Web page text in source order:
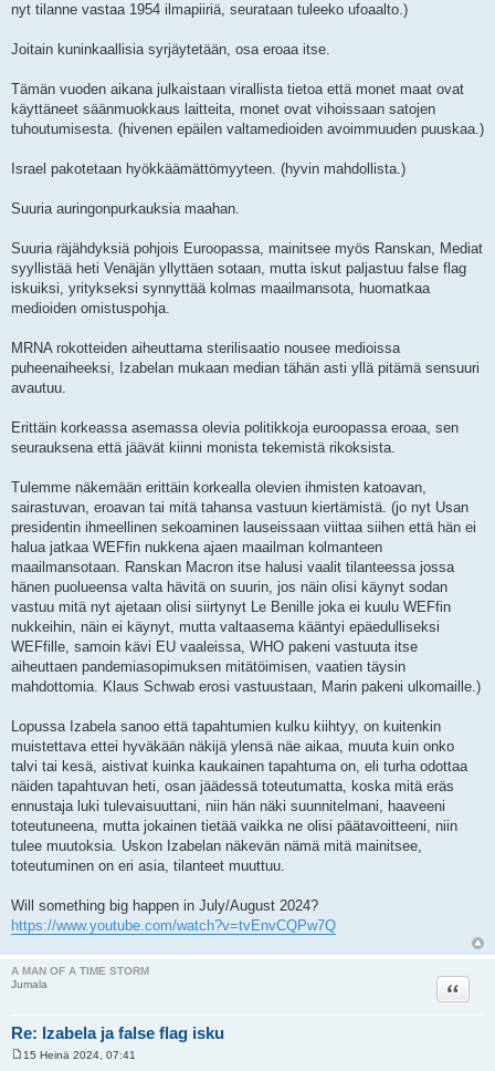
nyt tilanne vastaa 1954 ilmapiiriä, seurataan tuleeko ufoaalto.)
Joitain kuninkaallisia syrjäytetään, osa eroaa itse.
Tämän vuoden aikana julkaistaan virallista tietoa että monet maat ovat
käyttäneet säänmuokkaus laitteita, monet ovat vihoissaan satojen
tuhoutumisesta. (hivenen epäilen valtamedioiden avoimmuuden puuskaa.)
Israel pakotetaan hyökkäämättömyyteen. (hyvin mahdollista.)
Suuria auringonpurkauksia maahan.
Suuria räjähdyksiä pohjois Euroopassa, mainitsee myös Ranskan, Mediat
syyllistää heti Venäjän yllyttäen sotaan, mutta iskut paljastuu false flag
iskuiksi, yritykseksi synnyttää kolmas maailmansota, huomatkaa
medioiden omistuspohja.
MRNA rokotteiden aiheuttama sterilisaatio nousee medioissa
puheenaiheeksi, Izabelan mukaan median tähän asti yllä pitämä sensuuri
avautuu.
Erittäin korkeassa asemassa olevia politikkoja euroopassa eroaa, sen
seurauksena että jäävät kiinni monista tekemistä rikoksista.
Tulemme näkemään erittäin korkealla olevien ihmisten katoavan,
sairastuvan, eroavan tai mitä tahansa vastuun kiertämistä. (jo nyt Usan
presidentin ihmeellinen sekoaminen lauseissaan viittaa siihen että hän ei
halua jatkaa WEFfin nukkena ajaen maailman kolmanteen
maailmansotaan. Ranskan Macron itse halusi vaalit tilanteessa jossa
hänen puolueensa valta hävitä on suurin, jos näin olisi käynyt sodan
vastuu mitä nyt ajetaan olisi siirtynyt Le Benille joka ei kuulu WEFfin
nukkeihin, näin ei käynyt, mutta valtaasema kääntyi epäedulliseksi
WEFfille, samoin kävi EU vaaleissa, WHO pakeni vastuuta itse
aiheuttaen pandemiasopimuksen mitätöimisen, vaatien täysin
mahdottomia. Klaus Schwab erosi vastuustaan, Marin pakeni ulkomaille.)
Lopussa Izabela sanoo että tapahtumien kulku kiihtyy, on kuitenkin
muistettava ettei hyväkään näkijä ylensä näe aikaa, muuta kuin onko
talvi tai kesä, aistivat kuinka kaukainen tapahtuma on, eli turha odottaa
näiden tapahtuvan heti, osan jäädessä toteutumatta, koska mitä eräs
ennustaja luki tulevaisuuttani, niin hän näki suunnitelmani, haaveeni
toteutuneena, mutta jokainen tietää vaikka ne olisi päätavoitteeni, niin
tulee muutoksia. Uskon Izabelan näkevän nämä mitä mainitsee,
toteutuminen on eri asia, tilanteet muuttuu.
Will something big happen in July/August 2024?
https://www.youtube.com/watch?v=tvEnvCQPw7Q
A MAN OF A TIME STORM
Jumala
Re: Izabela ja false flag isku
Lainaa
15 Heinä 2024, 07:41